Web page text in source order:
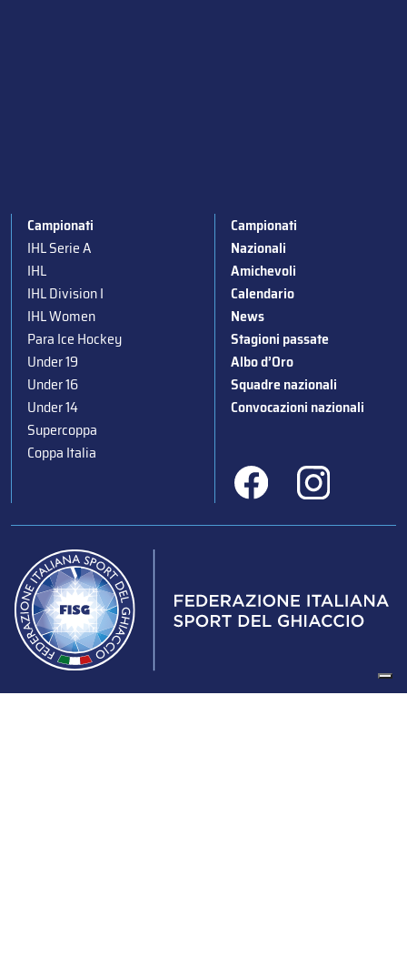
Campionati
IHL Serie A
IHL
IHL Division I
IHL Women
Para Ice Hockey
Under 19
Under 16
Under 14
Supercoppa
Coppa Italia
Campionati
Nazionali
Amichevoli
Calendario
News
Stagioni passate
Albo d’Oro
Squadre nazionali
Convocazioni nazionali